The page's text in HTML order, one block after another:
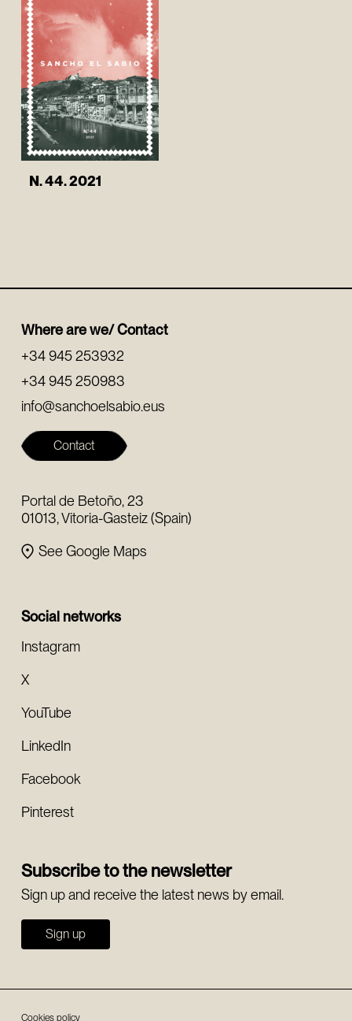
N. 44. 2021
Where are we/ Contact
+34 945 253932
+34 945 250983
info@sanchoelsabio.eus
Contact
Portal de Betoño, 23
01013, Vitoria-Gasteiz (Spain)
See Google Maps
Social networks
Instagram
X
YouTube
LinkedIn
Facebook
Pinterest
Subscribe to the newsletter
Sign up and receive the latest news by email.
Sign up
Cookies policy